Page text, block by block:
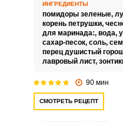
ИНГРЕДИЕНТЫ
помидоры зеленые,
корень петрушки,
для маринада:, вода,
сахар-песок, соль,
перец душистый
лавровый лист,
90 мин
СМОТРЕТЬ РЕЦЕПТ